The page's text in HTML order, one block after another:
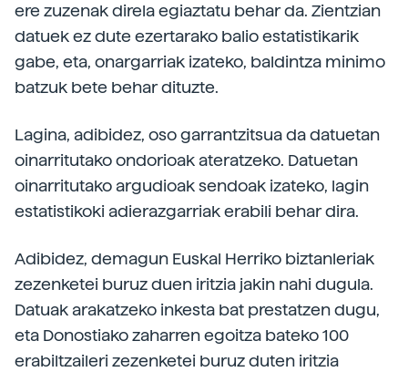
ere zuzenak direla egiaztatu behar da. Zientzian
datuek ez dute ezertarako balio estatistikarik
gabe, eta, onargarriak izateko, baldintza minimo
batzuk bete behar dituzte.
Lagina, adibidez, oso garrantzitsua da datuetan
oinarritutako ondorioak ateratzeko. Datuetan
oinarritutako argudioak sendoak izateko, lagin
estatistikoki adierazgarriak erabili behar dira.
Adibidez, demagun Euskal Herriko biztanleriak
zezenketei buruz duen iritzia jakin nahi dugula.
Datuak arakatzeko inkesta bat prestatzen dugu,
eta Donostiako zaharren egoitza bateko 100
erabiltzaileri zezenketei buruz duten iritzia